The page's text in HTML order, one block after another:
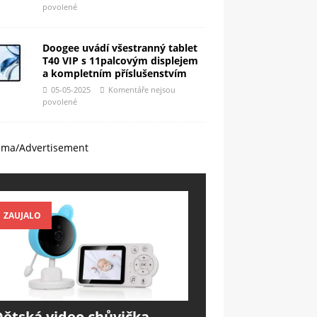
povolené
Doogee uvádí všestranný tablet
T40 VIP s 11palcovým displejem
a kompletním příslušenstvím
05-05-2025
Komentáře nejsou
povolené
Advertisement
ZAUJALO